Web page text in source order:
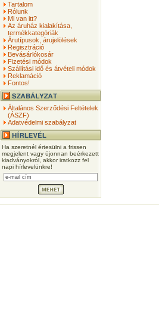
Tartalom
Rólunk
Mi van itt?
Az áruház kialakítása,
termékkategóriák
Árutípusok, árujelölések
Regisztráció
Bevásárlókosár
Fizetési módok
Szállítási idő és átvételi módok
Reklamáció
Fontos!
Általános Szerződési Feltételek
(ÁSZF)
Adatvédelmi szabályzat
Ha szeretnél értesülni a frissen
megjelent vagy újonnan beérkezett
kiadványokról, akkor iratkozz fel
napi hírlevelünkre!